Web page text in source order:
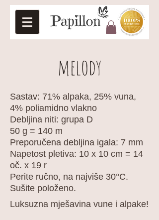
melody
Sastav: 71% alpaka, 25% vuna,
4% poliamidno vlakno
Debljina niti: grupa D
50 g = 140 m
Preporučena debljina igala: 7 mm
Napetost pletiva: 10 x 10 cm = 14
oč. x 19 r
Perite ručno, na najviše 30°C.
Sušite položeno.
Luksuzna mješavina vune i alpake!